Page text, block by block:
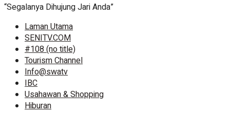
“Segalanya Dihujung Jari Anda”
Laman Utama
SENITV.COM
#108 (no title)
Tourism Channel
Info@swatv
IBC
Usahawan & Shopping
Hiburan